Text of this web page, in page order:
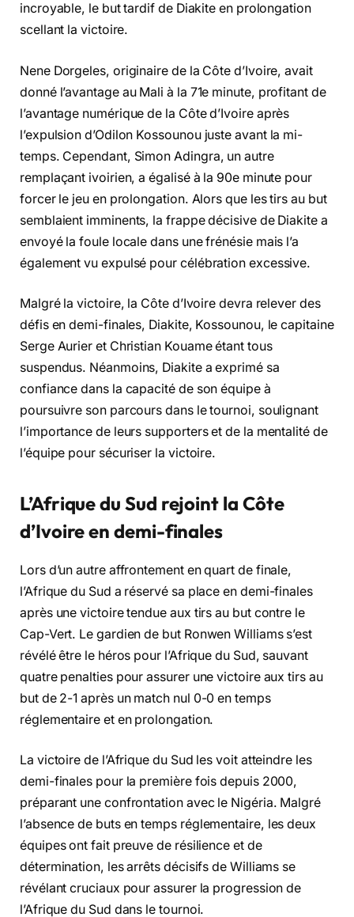
incroyable, le but tardif de Diakite en prolongation
scellant la victoire.
Nene Dorgeles, originaire de la Côte d’Ivoire, avait
donné l’avantage au Mali à la 71e minute, profitant de
l’avantage numérique de la Côte d’Ivoire après
l’expulsion d’Odilon Kossounou juste avant la mi-
temps. Cependant, Simon Adingra, un autre
remplaçant ivoirien, a égalisé à la 90e minute pour
forcer le jeu en prolongation. Alors que les tirs au but
semblaient imminents, la frappe décisive de Diakite a
envoyé la foule locale dans une frénésie mais l’a
également vu expulsé pour célébration excessive.
Malgré la victoire, la Côte d’Ivoire devra relever des
défis en demi-finales, Diakite, Kossounou, le capitaine
Serge Aurier et Christian Kouame étant tous
suspendus. Néanmoins, Diakite a exprimé sa
confiance dans la capacité de son équipe à
poursuivre son parcours dans le tournoi, soulignant
l’importance de leurs supporters et de la mentalité de
l’équipe pour sécuriser la victoire.
L’Afrique du Sud rejoint la Côte
d’Ivoire en demi-finales
Lors d’un autre affrontement en quart de finale,
l’Afrique du Sud a réservé sa place en demi-finales
après une victoire tendue aux tirs au but contre le
Cap-Vert. Le gardien de but Ronwen Williams s’est
révélé être le héros pour l’Afrique du Sud, sauvant
quatre penalties pour assurer une victoire aux tirs au
but de 2-1 après un match nul 0-0 en temps
réglementaire et en prolongation.
La victoire de l’Afrique du Sud les voit atteindre les
demi-finales pour la première fois depuis 2000,
préparant une confrontation avec le Nigéria. Malgré
l’absence de buts en temps réglementaire, les deux
équipes ont fait preuve de résilience et de
détermination, les arrêts décisifs de Williams se
révélant cruciaux pour assurer la progression de
l’Afrique du Sud dans le tournoi.